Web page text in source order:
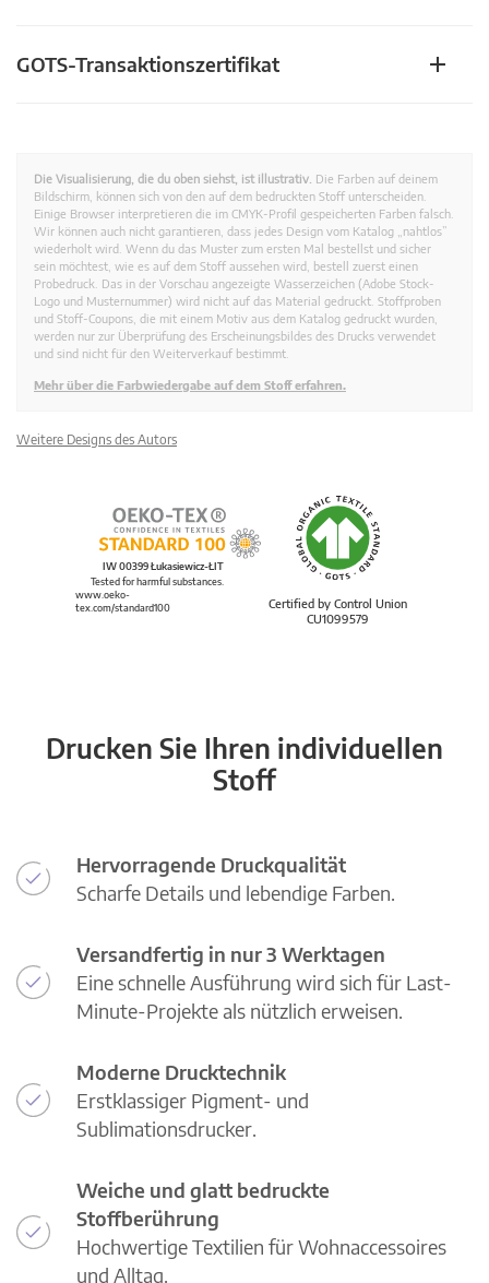
GOTS-Transaktionszertifikat
Die Visualisierung, die du oben siehst, ist illustrativ. Die Farben auf deinem
Bildschirm, können sich von den auf dem bedruckten Stoff unterscheiden.
Einige Browser interpretieren die im CMYK-Profil gespeicherten Farben falsch.
Wir können auch nicht garantieren, dass jedes Design vom Katalog „nahtlos”
wiederholt wird. Wenn du das Muster zum ersten Mal bestellst und sicher
sein möchtest, wie es auf dem Stoff aussehen wird, bestell zuerst einen
Probedruck. Das in der Vorschau angezeigte Wasserzeichen (Adobe Stock-
Logo und Musternummer) wird nicht auf das Material gedruckt. Stoffproben
und Stoff-Coupons, die mit einem Motiv aus dem Katalog gedruckt wurden,
werden nur zur Überprüfung des Erscheinungsbildes des Drucks verwendet
und sind nicht für den Weiterverkauf bestimmt.
Mehr über die Farbwiedergabe auf dem Stoff erfahren.
Weitere Designs des Autors
Certified by Control Union
CU1099579
IW 00399 Łukasiewicz-ŁIT
Tested for harmful substances.
www.oeko-
tex.com/standard100
Drucken Sie Ihren individuellen
Stoff
Hervorragende Druckqualität
Scharfe Details und lebendige Farben.
Versandfertig in nur 3 Werktagen
Eine schnelle Ausführung wird sich für Last-
Minute-Projekte als nützlich erweisen.
Moderne Drucktechnik
Erstklassiger Pigment- und
Sublimationsdrucker.
Weiche und glatt bedruckte
Stoffberührung
Hochwertige Textilien für Wohnaccessoires
und Alltag.